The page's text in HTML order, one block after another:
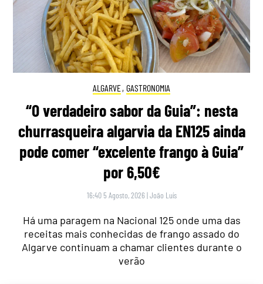
ALGARVE, GASTRONOMIA
“O verdadeiro sabor da Guia”: nesta
churrasqueira algarvia da EN125 ainda
pode comer “excelente frango à Guia”
por 6,50€
16:40 5 Agosto, 2026 |João Luís
Há uma paragem na Nacional 125 onde uma das
receitas mais conhecidas de frango assado do
Algarve continuam a chamar clientes durante o
verão